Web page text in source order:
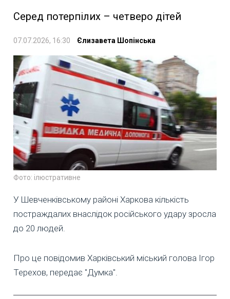
Серед потерпілих – четверо дітей
07.07.2026, 16:30 Єлизавета Шопінська
Фото: ілюстративне
У Шевченківському районі Харкова кількість
постраждалих внаслідок російського удару зросла
до 20 людей.
Про це повідомив Харківський міський голова Ігор
Терехов, передає "Думка".